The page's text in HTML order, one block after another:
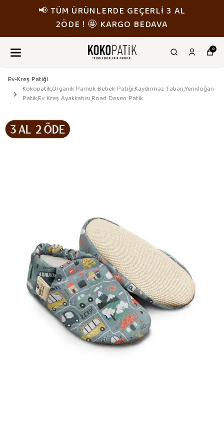
📢 TÜM ÜRÜNLERDE GEÇERLİ 3 AL
2ÖDE ! 🤩 KARGO BEDAVA
0
Ev-Kreş Patiği
Kokopatik,Organik Pamuk Bebek Patiği,Kaydırmaz Taban,Yenidoğan
Patik,Ev Kreş Ayakkabısı,Road Desen Patik